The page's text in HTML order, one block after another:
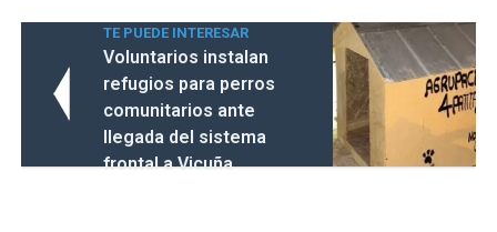
TE PUEDE INTERESAR
Voluntarios instalan
refugios para perros
comunitarios ante
llegada del sistema
frontal a Vicuña